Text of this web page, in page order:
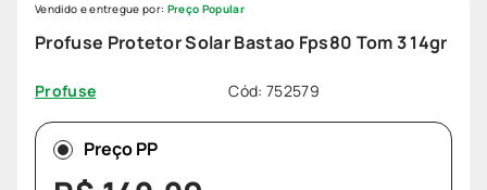
Profuse Protetor Solar Bastao Fps80 Tom 3 14gr
Profuse Cód: 752579
Vendido e entregue por: Preço Popular
Preço PP